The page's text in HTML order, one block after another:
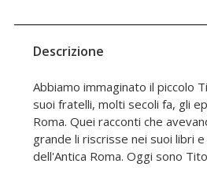
Descrizione
Abbiamo immaginato il piccolo
suoi fratelli, molti secoli fa, gli
Roma. Quei racconti che
grande li riscrisse nei suoi libri
dell'Antica Roma. Oggi sono
compagni di scuola, che
panni degli eroi di Roma con
domani, a chi toccherà? Forse